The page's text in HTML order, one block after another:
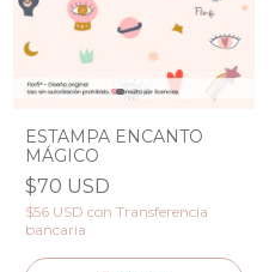
ESTAMPA ENCANTO
MÁGICO
$70 USD
$56 USD con Transferencia
bancaria